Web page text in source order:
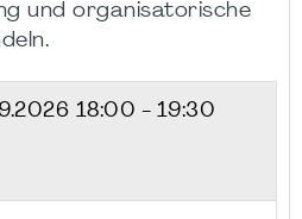
und organisatorische
18:00 - 19:30